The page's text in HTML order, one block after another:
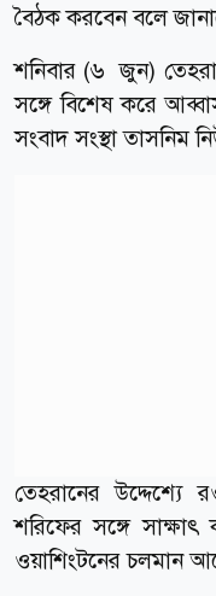
বৈঠক করবেন বলে
শনিবার (৬ জুন)
সঙ্গে বিশেষ করে
সংবাদ সংস্থা তাসনিম
তেহরানের
শরিফের সঙ্গে
ওয়াশিংটনের চলমান